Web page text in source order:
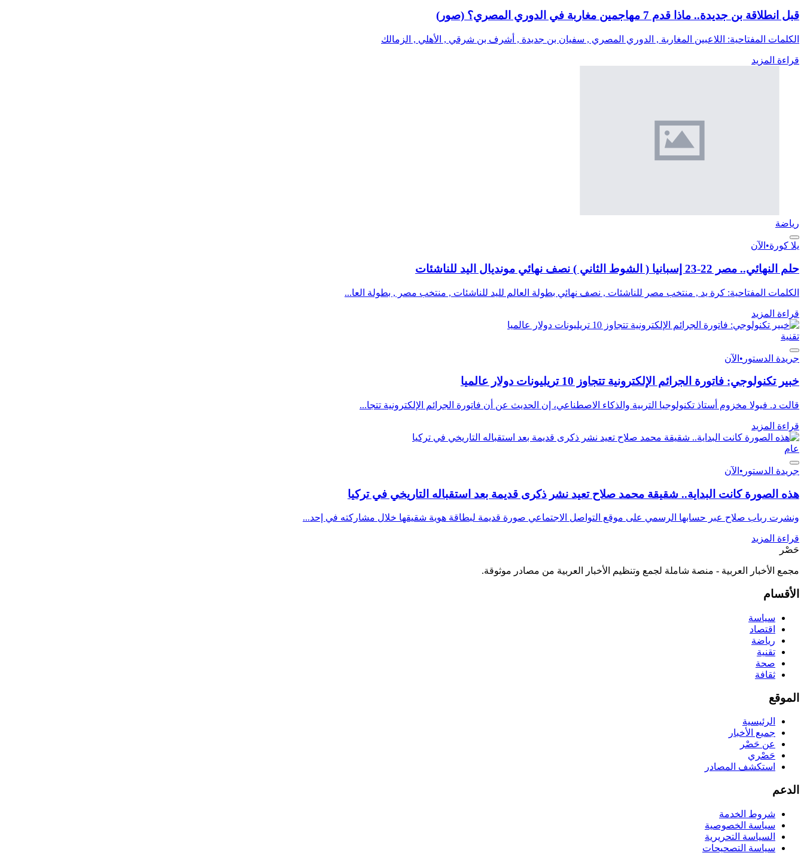
قبل انطلاقة بن جديدة.. ماذا قدم 7 مهاجمين مغاربة في الدوري المصري؟ (صور)
الكلمات المفتاحية: اللاعبين المغاربة , الدوري المصري , سفيان بن جديدة , أشرف بن شرقي , الأهلي , الزمالك
قراءة المزيد
رياضة
يلا كورة• الآن
حلم النهائي.. مصر 22-23 إسبانيا ( الشوط الثاني ) نصف نهائي مونديال اليد للناشئات
الكلمات المفتاحية: كرة يد , منتخب مصر للناشئات , نصف نهائي بطولة العالم لليد للناشئات , منتخب مصر , بطولة العا...
قراءة المزيد
تقنية
جريدة الدستور • الآن
خبير تكنولوجي: فاتورة الجرائم الإلكترونية تتجاوز 10 تريليونات دولار عالميا
قالت د. فيولا مخزوم أستاذ تكنولوجيا التربية والذكاء الاصطناعي، إن الحديث عن أن فاتورة الجرائم الإلكترونية تتجا...
قراءة المزيد
عام
جريدة الدستور • الآن
هذه الصورة كانت البداية.. شقيقة محمد صلاح تعيد نشر ذكرى قديمة بعد استقباله التاريخي في تركيا
ونشرت رباب صلاح عبر حسابها الرسمي على موقع التواصل الاجتماعي صورة قديمة لبطاقة هوية شقيقها خلال مشاركته في إحد...
قراءة المزيد
حَصْر
مجمع الأخبار العربية - منصة شاملة لجمع وتنظيم الأخبار العربية من مصادر موثوقة.
الأقسام
سياسة
اقتصاد
رياضة
تقنية
صحة
ثقافة
الموقع
الرئيسية
جميع الأخبار
عن حَصْر
حَصْري
استكشف المصادر
الدعم
شروط الخدمة
سياسة الخصوصية
السياسة التحريرية
سياسة التصحيحات